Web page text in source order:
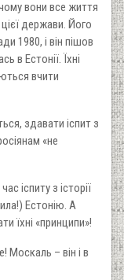
вони все життя
держави. Його
1980, і він пішов
в Естонії. Їхні
вчити
здавати іспит з
«не
іспиту з історії
Естонію. А
їхні «принципи»!
Москаль – він і в